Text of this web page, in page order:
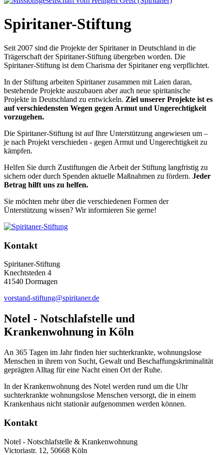
Spiritaner-Stiftung
Seit 2007 sind die Projekte der Spiritaner in Deutschland in die
Trägerschaft der Spiritaner-Stiftung übergeben worden. Die
Spiritaner-Stiftung ist dem Charisma der Spiritaner eng verpflichtet.
In der Stiftung arbeiten Spiritaner zusammen mit Laien daran,
bestehende Projekte auszubauen aber auch neue spiritanische
Projekte in Deutschland zu entwickeln. Ziel unserer Projekte ist es
auf verschiedensten Wegen gegen Armut und Ungerechtigkeit
vorzugehen.
Die Spiritaner-Stiftung ist auf Ihre Unterstützung angewiesen um –
je nach Projekt verschieden - gegen Armut und Ungerechtigkeit zu
kämpfen.
Helfen Sie durch Zustiftungen die Arbeit der Stiftung langfristig zu
sichern oder durch Spenden aktuelle Maßnahmen zu fördern. Jeder
Betrag hilft uns zu helfen.
Sie möchten mehr über die verschiedenen Formen der
Ünterstützung wissen? Wir informieren Sie gerne!
Kontakt
Spiritaner-Stiftung
Knechtsteden 4
41540 Dormagen
vorstand-stiftung@spiritaner.de
Notel - Notschlafstelle und
Krankenwohnung in Köln
An 365 Tagen im Jahr finden hier suchterkrankte, wohnungslose
Menschen in ihrem von Sucht, Gewalt und Beschaffungskriminalität
geprägten Alltag für eine Nacht einen Ort der Ruhe.
In der Krankenwohnung des Notel werden rund um die Uhr
suchterkrankte wohnungslose Menschen versorgt, die in einem
Krankenhaus nicht stationär aufgenommen werden können.
Kontakt
Notel - Notschlafstelle & Krankenwohnung
Victoriastr. 12, 50668 Köln